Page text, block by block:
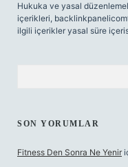
Hukuka ve yasal
içerikleri,
ilgili içerikler yasal süre
SON YORUMLAR
Fitness Den Sonra Ne Yenir